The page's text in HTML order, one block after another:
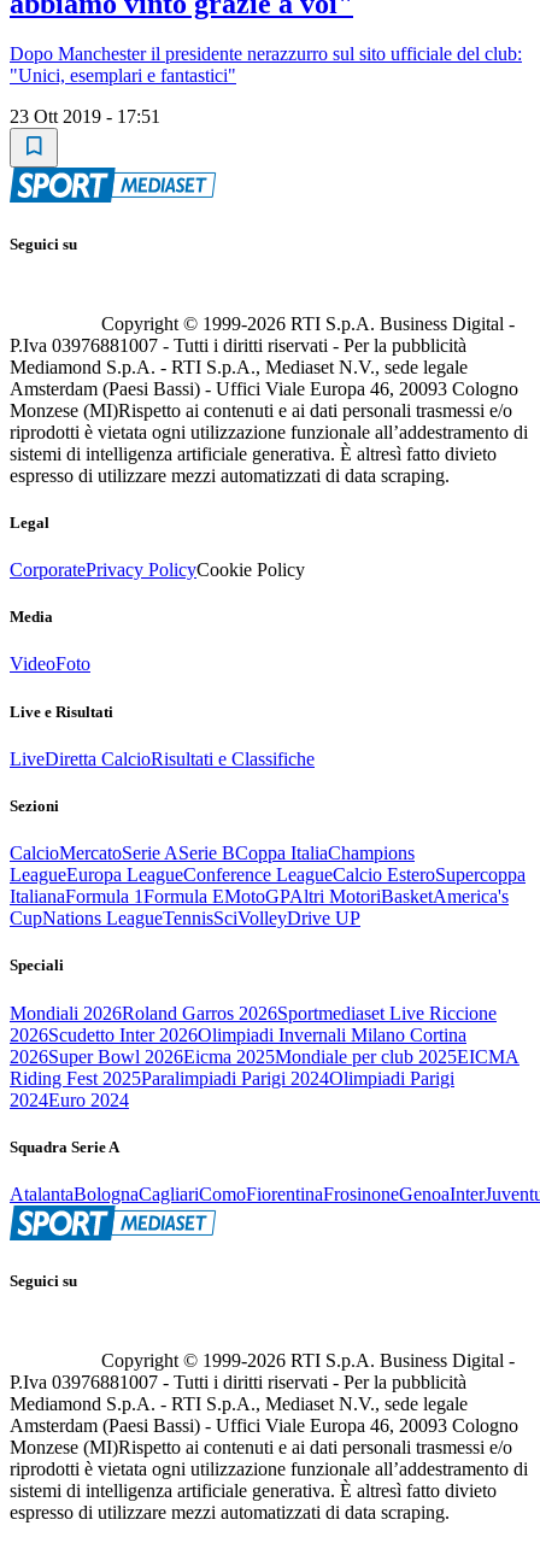
Dopo Manchester il presidente nerazzurro sul sito ufficiale del club:
"Unici, esemplari e fantastici"
23 Ott 2019 - 17:51
Seguici su
Copyright © 1999-2026 RTI S.p.A. Business Digital -
P.Iva 03976881007 - Tutti i diritti riservati - Per la pubblicità
Mediamond S.p.A. - RTI S.p.A., Mediaset N.V., sede legale
Amsterdam (Paesi Bassi) - Uffici Viale Europa 46, 20093 Cologno
Monzese (MI)Rispetto ai contenuti e ai dati personali trasmessi e/o
riprodotti è vietata ogni utilizzazione funzionale all’addestramento di
sistemi di intelligenza artificiale generativa. È altresì fatto divieto
espresso di utilizzare mezzi automatizzati di data scraping.
Legal
CorporatePrivacy PolicyCookie Policy
Media
VideoFoto
Live e Risultati
LiveDiretta CalcioRisultati e Classifiche
Sezioni
CalcioMercatoSerie ASerie BCoppa ItaliaChampions
LeagueEuropa LeagueConference LeagueCalcio EsteroSupercoppa
ItalianaFormula 1Formula EMotoGPAltri MotoriBasketAmerica's
CupNations LeagueTennisSciVolleyDrive UP
Speciali
Mondiali 2026Roland Garros 2026Sportmediaset Live Riccione
2026Scudetto Inter 2026Olimpiadi Invernali Milano Cortina
2026Super Bowl 2026Eicma 2025Mondiale per club 2025EICMA
Riding Fest 2025Paralimpiadi Parigi 2024Olimpiadi Parigi
2024Euro 2024
Squadra Serie A
AtalantaBolognaCagliariComoFiorentinaFrosinoneGenoaInter
Seguici su
Copyright © 1999-2026 RTI S.p.A. Business Digital -
P.Iva 03976881007 - Tutti i diritti riservati - Per la pubblicità
Mediamond S.p.A. - RTI S.p.A., Mediaset N.V., sede legale
Amsterdam (Paesi Bassi) - Uffici Viale Europa 46, 20093 Cologno
Monzese (MI)Rispetto ai contenuti e ai dati personali trasmessi e/o
riprodotti è vietata ogni utilizzazione funzionale all’addestramento di
sistemi di intelligenza artificiale generativa. È altresì fatto divieto
espresso di utilizzare mezzi automatizzati di data scraping.